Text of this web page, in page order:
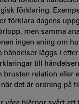
förklaring.
förklara dagens
men samma
ingen aning om
händelser läggs i
till
brusten relation eller
det är ordning på
våra hjärnor svårt att